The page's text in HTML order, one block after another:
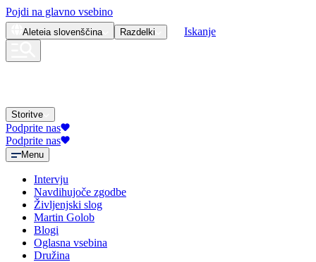
Pojdi na glavno vsebino
Aleteia slovenščina Razdelki Iskanje
Storitve
Podprite nas
Podprite nas
Menu
Intervju
Navdihujoče zgodbe
Življenjski slog
Martin Golob
Blogi
Oglasna vsebina
Družina